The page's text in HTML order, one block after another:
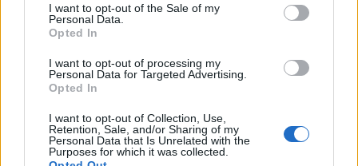
I want to opt-out of the Sale of my
Personal Data.
Opted In
I want to opt-out of processing my
Personal Data for Targeted Advertising.
Opted In
I want to opt-out of Collection, Use,
Retention, Sale, and/or Sharing of my
Personal Data that Is Unrelated with the
Purposes for which it was collected.
Infine, una considerazione zanzaresca sulla corsa
alle presidenziali negli Stati Uniti, caratterizzata
dal tentativo diDonald Trumpdi riconquistare la
novembre succede quella cosa, godo. Avete già
capito…”.